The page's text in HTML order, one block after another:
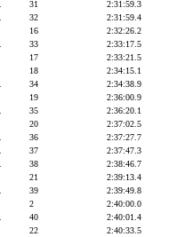
31 2:31:59.3
32 2:31:59.4
16 2:32:26.2
33 2:33:17.5
17 2:33:21.5
18 2:34:15.1
34 2:34:38.9
19 2:36:00.9
35 2:36:20.1
20 2:37:02.5
36 2:37:27.7
37 2:37:47.3
38 2:38:46.7
21 2:39:13.4
39 2:39:49.8
2 2:40:00.0
40 2:40:01.4
22 2:40:33.5